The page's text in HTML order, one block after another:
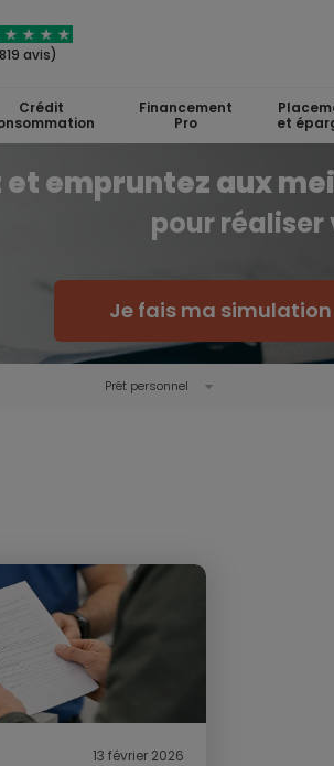
avis)
Crédit
Financement
Pro
et
et empruntez aux
pour réaliser
Je fais ma
Prêt personnel
13 février 2026